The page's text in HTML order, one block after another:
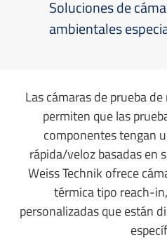
Soluciones de
ambientales
Las cámaras de prueba
permiten que las
componentes tengan
rápida/veloz basadas en
Weiss Technik ofrece
térmica tipo reach-
personalizadas que están